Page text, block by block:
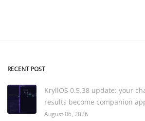
RECENT POST
KryllOS 0.5.38 update: your
results become companion
August 06, 2026